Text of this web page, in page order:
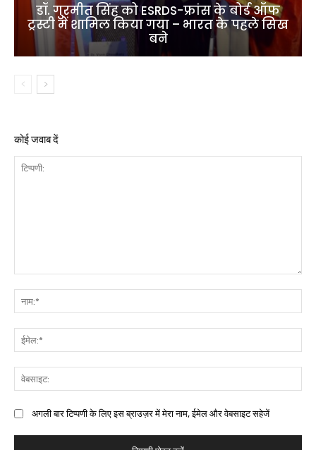
डॉ. गुरमीत सिंह को ESRDS-फ्रांस के बोर्ड ऑफ
ट्रस्टी में शामिल किया गया – भारत के पहले सिख
बने
कोई जवाब दें
अगली बार टिप्पणी के लिए इस ब्राउज़र में मेरा नाम, ईमेल और वेबसाइट सहेजें